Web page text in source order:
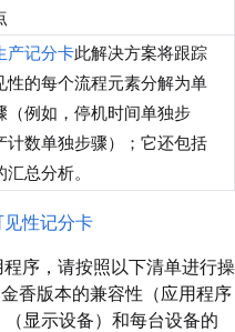
产记分卡此解决方案将跟踪
性的每个流程元素分解为单
（例如，停机时间单独步
计数单独步骤）；它还包括
总分析。
性记分卡
序，请按照以下清单进行操
香版本的兼容性（应用程序
（显示设备）和每台设备的